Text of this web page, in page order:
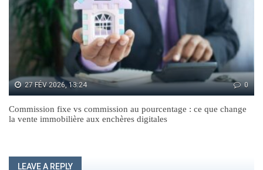
27 FÉV 2026, 13:24 0
Commission fixe vs commission au pourcentage : ce que change
la vente immobilière aux enchères digitales
LEAVE A REPLY